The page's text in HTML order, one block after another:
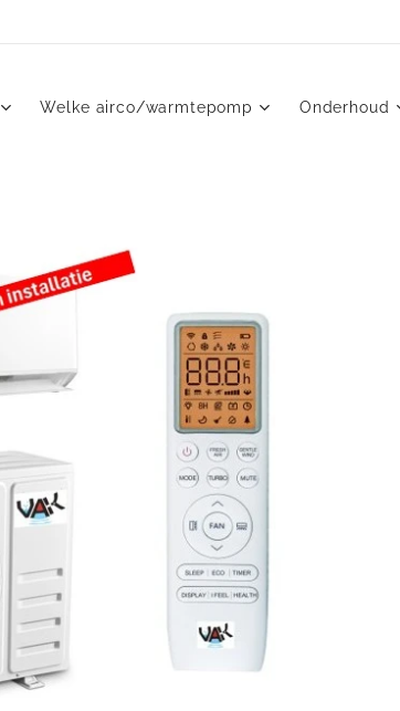
Welke airco/warmtepomp Onderhoud